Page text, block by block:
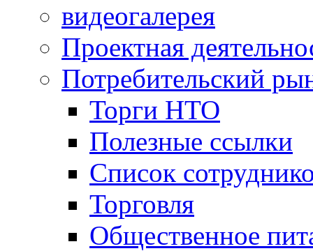
видеогалерея
Проектная
Потребительский
Торги НТО
Полезные ссылки
Список
Торговля
Общественное